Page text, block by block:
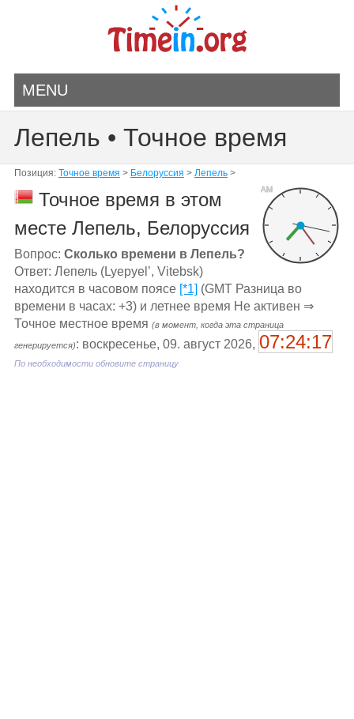
MENU
Лепель • Точное время
Позиция: Точное время > Белоруссия > Лепель>
AM
Точное время в этом
месте Лепель, Белоруссия
Вопрос: Сколько времени в Лепель?
Ответ: Лепель (Lyepyel’, Vitebsk)
находится в часовом поясе [*1] (GMT Разница во
времени в часах: +3) и летнее время Не активен ⇒
Точное местное время (в момент, когда эта страница
генерируется): воскресенье, 09. август 2026, 07:24:17
По необходимости обновите страницу